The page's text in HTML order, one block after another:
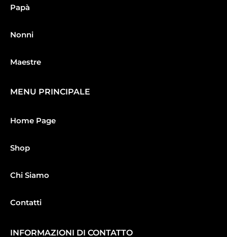
Papà
Nonni
Maestre
MENU PRINCIPALE
Home Page
Shop
Chi Siamo
Contatti
INFORMAZIONI DI CONTATTO